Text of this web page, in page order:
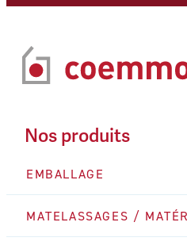
Nos produits
EMBALLAGE
MATELASSAGES /